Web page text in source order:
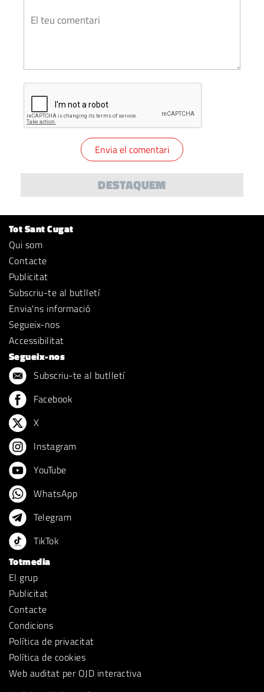
DESTAQUEM
Tot Sant Cugat
Qui som
Contacte
Publicitat
Subscriu-te al butlletí
Envia'ns informació
Segueix-nos
Accessibilitat
Segueix-nos
Subscriu-te al butlletí
Facebook
X
Instagram
YouTube
WhatsApp
Telegram
TikTok
Totmedia
El grup
Publicitat
Contacte
Condicions
Política de privacitat
Política de cookies
Web auditat per OJD interactiva